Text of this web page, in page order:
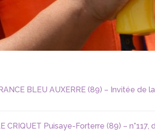
BLEU AUXERRE (89) – Invitée de
CRIQUET Puisaye-Forterre (89) – n°117,